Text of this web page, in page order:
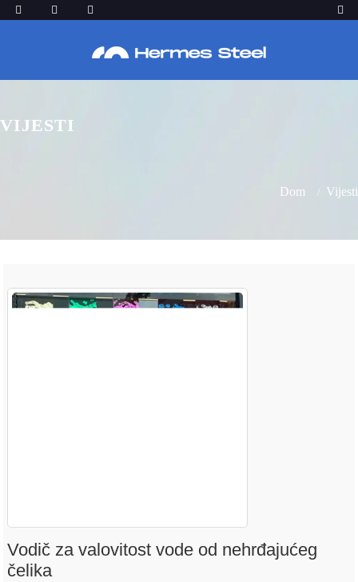
VIJESTI
Dom Vijesti
Vodič za valovitost vode od nehrđajućeg
čelika